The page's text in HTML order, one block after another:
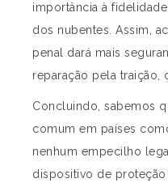
importância à
dos nubentes. Assim,
penal dará mais
reparação pela traição,
Concluindo, sabemos
comum em países
nenhum empecilho
dispositivo de proteção